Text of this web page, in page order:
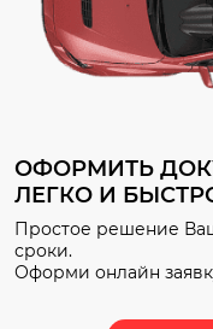
ОФОРМИТЬ
ЛЕГКО И
Простое решение
сроки.
Оформи онлайн